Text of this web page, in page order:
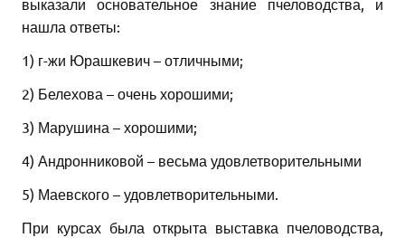
выказали основательное знание пчеловодства, и
нашла ответы:
1) г-жи Юрашкевич – отличными;
2) Белехова – очень хорошими;
3) Марушина – хорошими;
4) Андронниковой – весьма удовлетворительными
5) Маевского – удовлетворительными.
При курсах была открыта выставка пчеловодства,